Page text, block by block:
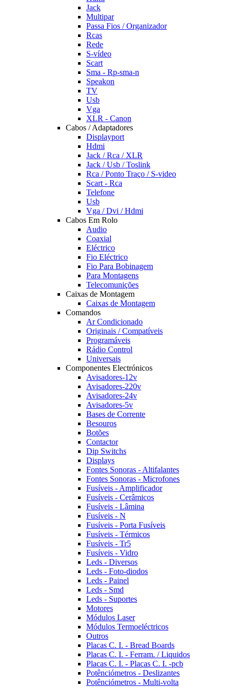
Jack
Multipar
Passa Fios / Organizador
Rcas
Rede
S-vídeo
Scart
Sma - Rp-sma-n
Speakon
TV
Usb
Vga
XLR - Canon
Cabos / Adaptadores
Displayport
Hdmi
Jack / Rca / XLR
Jack / Usb / Toslink
Rca / Ponto Traço / S-video
Scart - Rca
Telefone
Usb
Vga / Dvi / Hdmi
Cabos Em Rolo
Audio
Coaxial
Eléctrico
Fio Eléctrico
Fio Para Bobinagem
Para Montagens
Telecomunições
Caixas de Montagem
Caixas de Montagem
Comandos
Ar Condicionado
Originais / Compatíveis
Programáveis
Rádio Control
Universais
Componentes Electrónicos
Avisadores-12v
Avisadores-220v
Avisadores-24v
Avisadores-5v
Bases de Corrente
Besouros
Botões
Contactor
Dip Switchs
Displays
Fontes Sonoras - Altifalantes
Fontes Sonoras - Microfones
Fusíveis - Amplificador
Fusíveis - Cerâmicos
Fusíveis - Lâmina
Fusíveis - N
Fusíveis - Porta Fusíveis
Fusíveis - Térmicos
Fusíveis - Tr5
Fusíveis - Vidro
Leds - Diversos
Leds - Foto-diodos
Leds - Painel
Leds - Smd
Leds - Suportes
Motores
Módulos Laser
Módulos Termoeléctricos
Outros
Placas C. I. - Bread Boards
Placas C. I. - Ferram. / Liquidos
Placas C. I. - Placas C. I. -pcb
Potênciómetros - Deslizantes
Potênciómetros - Multi-volta